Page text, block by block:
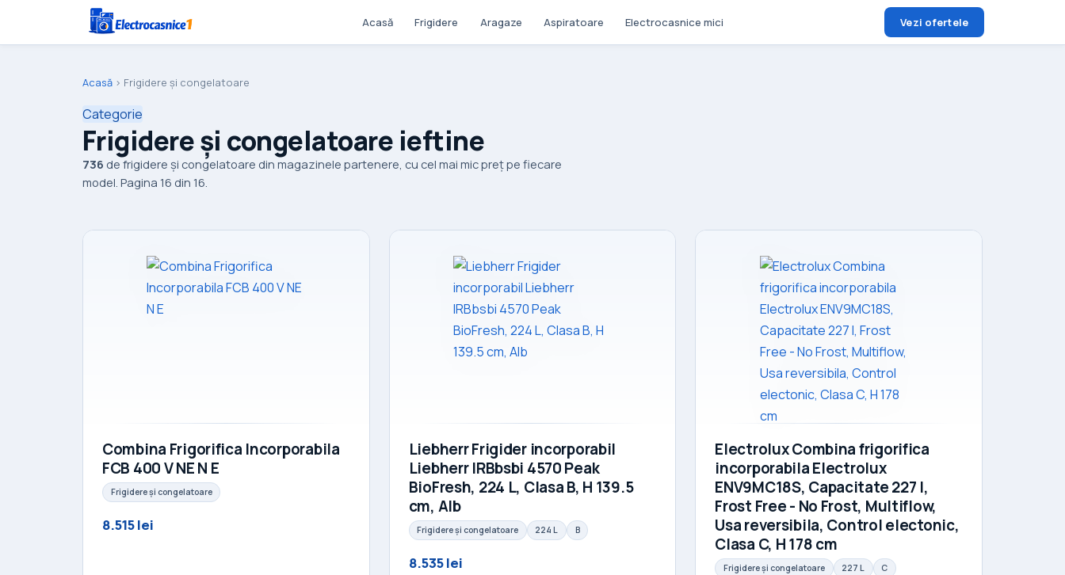
Acasă Frigidere Aragaze Aspiratoare Electrocasnice mici Vezi ofertele
Acasă › Frigidere și congelatoare
Categorie
Frigidere și congelatoare ieftine
736 de frigidere și congelatoare din magazinele partenere, cu cel mai mic preț pe fiecare
model. Pagina 16 din 16.
Combina Frigorifica Incorporabila
FCB 400 V NE N E
Frigidere și congelatoare
8.515 lei
Liebherr Frigider incorporabil
Liebherr IRBbsbi 4570 Peak
BioFresh, 224 L, Clasa B, H 139.5
cm, Alb
Frigidere și congelatoare 224 L B
8.535 lei
Electrolux Combina frigorifica
incorporabila Electrolux
ENV9MC18S, Capacitate 227 l,
Frost Free - No Frost, Multiflow,
Usa reversibila, Control electonic,
Clasa C, H 178 cm
Frigidere și congelatoare 227 L C